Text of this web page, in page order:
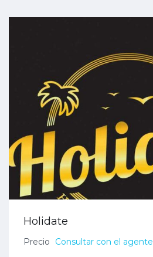
Holidate
Precio
Consultar con el agente